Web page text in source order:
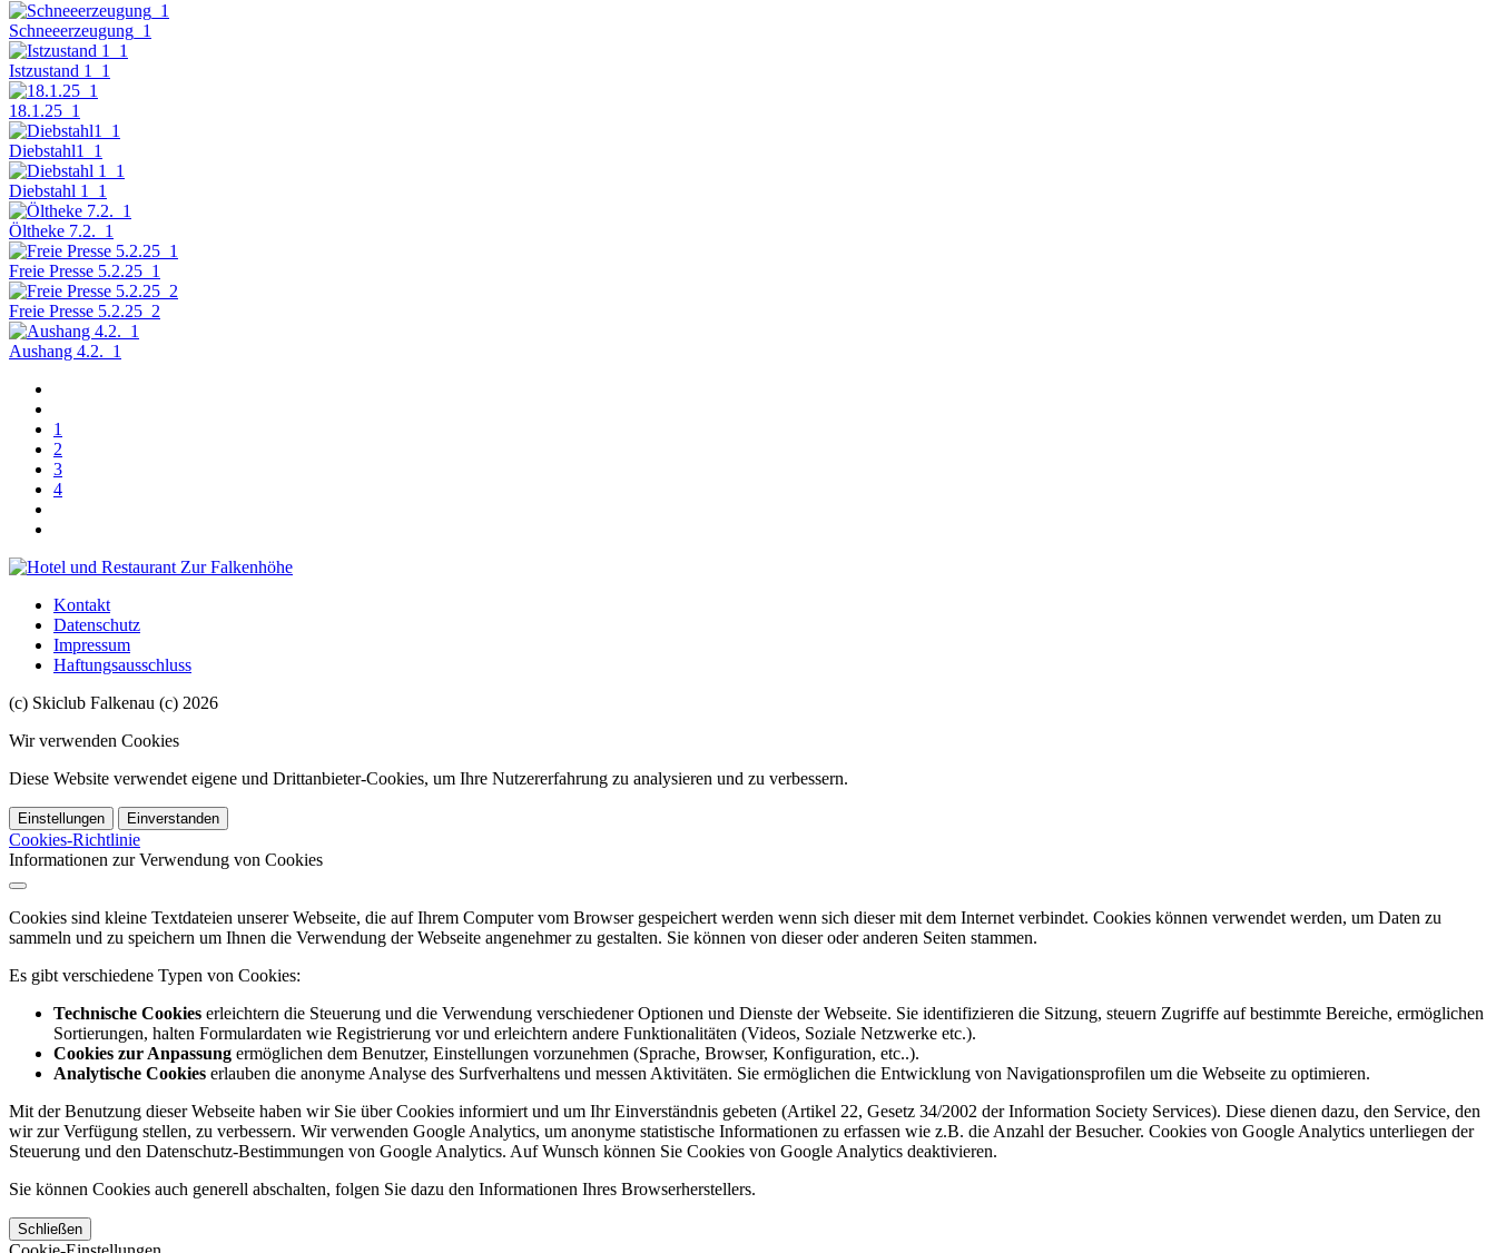
Schneeerzeugung_1
Istzustand 1_1
18.1.25_1
Diebstahl1_1
Diebstahl 1_1
Öltheke 7.2._1
Freie Presse 5.2.25_1
Freie Presse 5.2.25_2
Aushang 4.2._1
1
2
3
4
Kontakt
Datenschutz
Impressum
Haftungsausschluss
(c) Skiclub Falkenau (c) 2026
Wir verwenden Cookies
Diese Website verwendet eigene und Drittanbieter-Cookies, um Ihre Nutzererfahrung zu analysieren und zu verbessern.
Einstellungen Einverstanden
Cookies-Richtlinie
Informationen zur Verwendung von Cookies
Cookies sind kleine Textdateien unserer Webseite, die auf Ihrem Computer vom Browser gespeichert werden wenn sich dieser mit dem Internet verbindet. Cookies können verwendet werden, um Daten zu
sammeln und zu speichern um Ihnen die Verwendung der Webseite angenehmer zu gestalten. Sie können von dieser oder anderen Seiten stammen.
Es gibt verschiedene Typen von Cookies:
Technische Cookies erleichtern die Steuerung und die Verwendung verschiedener Optionen und Dienste der Webseite. Sie identifizieren die Sitzung, steuern Zugriffe auf bestimmte Bereiche, ermöglichen
Sortierungen, halten Formulardaten wie Registrierung vor und erleichtern andere Funktionalitäten (Videos, Soziale Netzwerke etc.).
Cookies zur Anpassung ermöglichen dem Benutzer, Einstellungen vorzunehmen (Sprache, Browser, Konfiguration, etc..).
Analytische Cookies erlauben die anonyme Analyse des Surfverhaltens und messen Aktivitäten. Sie ermöglichen die Entwicklung von Navigationsprofilen um die Webseite zu optimieren.
Mit der Benutzung dieser Webseite haben wir Sie über Cookies informiert und um Ihr Einverständnis gebeten (Artikel 22, Gesetz 34/2002 der Information Society Services). Diese dienen dazu, den Service, den
wir zur Verfügung stellen, zu verbessern. Wir verwenden Google Analytics, um anonyme statistische Informationen zu erfassen wie z.B. die Anzahl der Besucher. Cookies von Google Analytics unterliegen der
Steuerung und den Datenschutz-Bestimmungen von Google Analytics. Auf Wunsch können Sie Cookies von Google Analytics deaktivieren.
Sie können Cookies auch generell abschalten, folgen Sie dazu den Informationen Ihres Browserherstellers.
Schließen